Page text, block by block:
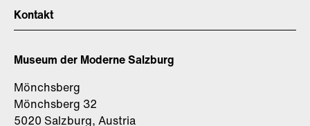
Kontakt
Museum der Moderne Salzburg
Mönchsberg
Mönchsberg 32
5020 Salzburg, Austria